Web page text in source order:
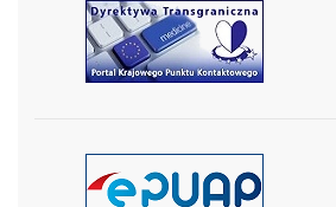
czytaj więcej
czytaj więcej